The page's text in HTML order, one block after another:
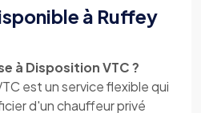
à Ruffey
à Disposition VTC ?
est un service flexible qui
d'un chauffeur privé